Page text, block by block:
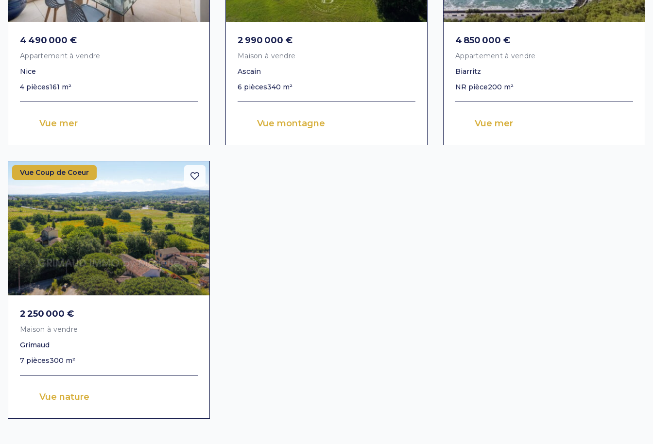
4 490 000 €
Appartement à vendre
Nice
4 pièces161 m²
Vue mer
2 990 000 €
Maison à vendre
Ascain
6 pièces340 m²
Vue montagne
4 850 000 €
Appartement à vendre
Biarritz
NR pièce200 m²
Vue mer
Vue Coup de Coeur
2 250 000 €
Maison à vendre
Grimaud
7 pièces300 m²
Vue nature